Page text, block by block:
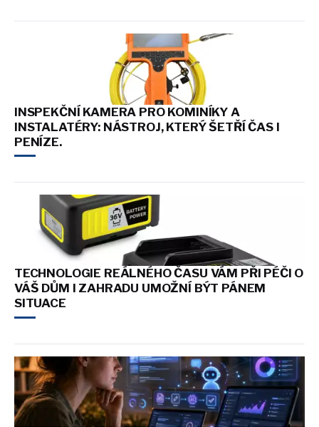
INSPEKČNÍ KAMERA PRO KOMINÍKY A
INSTALATÉRY: NÁSTROJ, KTERÝ ŠETŘÍ ČAS I
PENÍZE.
TECHNOLOGIE REÁLNÉHO ČASU VÁM PŘI PÉČI O
VÁŠ DŮM I ZAHRADU UMOŽNÍ BÝT PÁNEM
SITUACE